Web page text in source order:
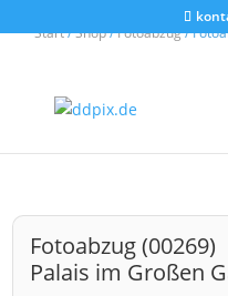
Start/Shop/Fotoabzug/
Fotoabzug (00269)
Palais im Großen